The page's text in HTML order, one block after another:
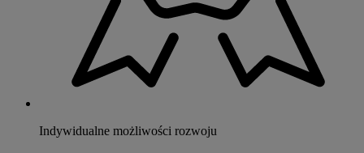
Indywidualne możliwości rozwoju